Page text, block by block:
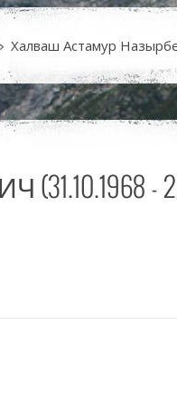
Халваш Астамур
-